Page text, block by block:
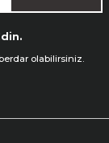
olabilirsiniz.